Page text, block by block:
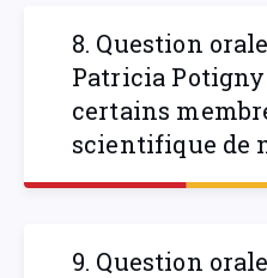
8. Question
Patricia
certains
scientifique de
9. Question